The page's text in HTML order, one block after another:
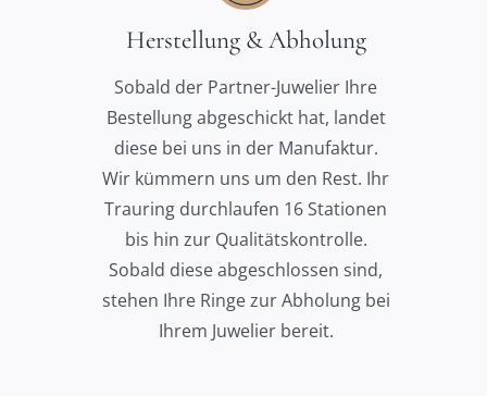
Herstellung & Abholung
Sobald der Partner-Juwelier Ihre
Bestellung abgeschickt hat, landet
diese bei uns in der Manufaktur.
Wir kümmern uns um den Rest. Ihr
Trauring durchlaufen 16 Stationen
bis hin zur Qualitätskontrolle.
Sobald diese abgeschlossen sind,
stehen Ihre Ringe zur Abholung bei
Ihrem Juwelier bereit.